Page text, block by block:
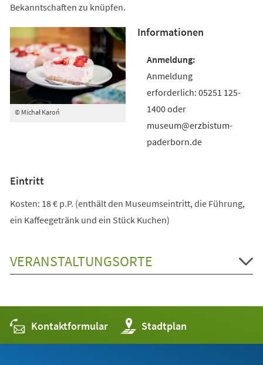
Bekanntschaften zu knüpfen.
© Michał Karoń
Informationen
Anmeldung
erforderlich: 05251 125-
1400 oder
museum@erzbistum-
paderborn.de
Eintritt
Kosten: 18 € p.P. (enthält den Museumseintritt, die Führung,
ein Kaffeegetränk und ein Stück Kuchen)
VERANSTALTUNGSORTE
Kontaktformular Stadtplan
(Öffnet
in
einem